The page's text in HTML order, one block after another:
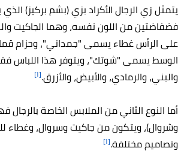
يتمثل زي الرجال الأكراد بزي (بشم بركيز)
فضفاضتين من اللون نفسه، وهما الجاكيت
على الرأس غطاء يسمى "جمداني"، وحزام
الوسط يسمى "شوتك"، ويتوفر هذا اللباس فقط
والبني، والرمادي، والأبيض، والأزرق.[١]
أما النوع الثاني من الملابس الخاصة بالرجال
وشروال)، ويتكون من جاكيت وسروال، وغطاء
وتصاميم مختلفة.[١]